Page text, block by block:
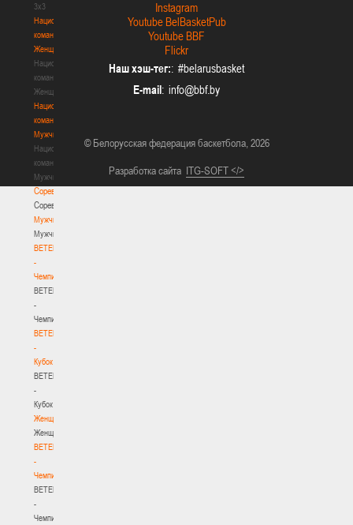
3х3
Национальная
команда.
Женщины
Национальная
команда.
Женщины
Национальная
команда.
Мужчины
Национальная
команда.
Мужчины
Соревнования
Соревнования
Мужчины
Мужчины
BETERA
-
Чемпионат
BETERA
-
Чемпионат
BETERA
-
Кубок
BETERA
-
Кубок
Женщины
Женщины
BETERA
-
Чемпионат
BETERA
-
Чемпионат
Instagram
Youtube BelBasketPub
Youtube BBF
Flickr
Наш хэш-тег:: #belarusbasket
E-mail:
© Белорусская федерация баскетбола, 2026
Разработка сайта ITG-SOFT </>